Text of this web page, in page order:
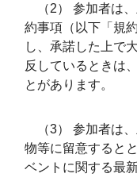
（2） 参加者は
約事項（以下「規
し、承諾した上で
反しているときは
とがあります。
（3） 参加者は
物等に留意すると
ベントに関する最